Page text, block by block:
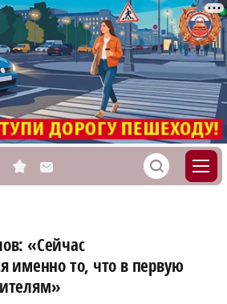
s M S
«Сейчас
именно то, что в первую